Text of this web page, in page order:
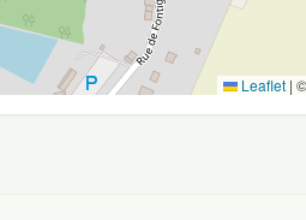
Leaflet |